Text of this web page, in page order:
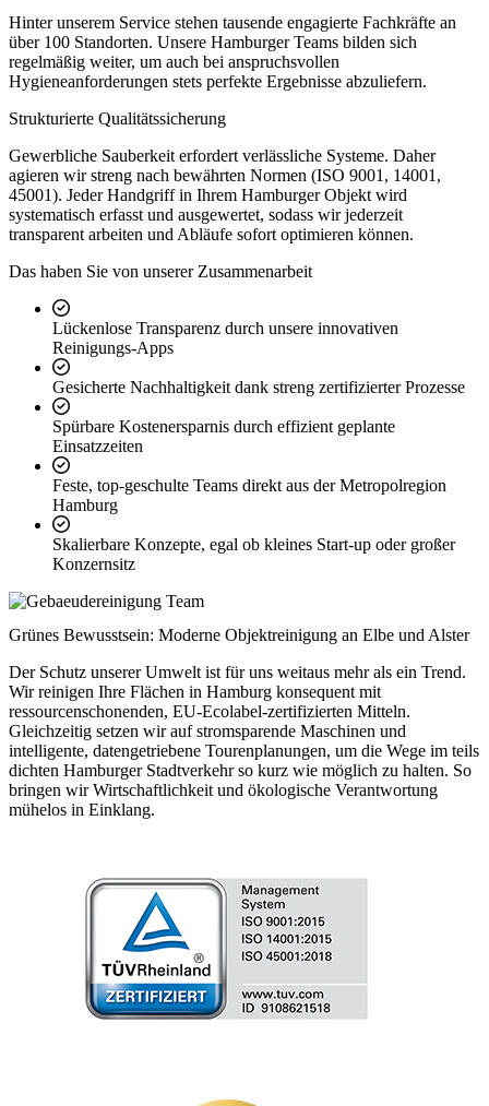
Hinter unserem Service stehen tausende engagierte Fachkräfte an
über 100 Standorten. Unsere Hamburger Teams bilden sich
regelmäßig weiter, um auch bei anspruchsvollen
Hygieneanforderungen stets perfekte Ergebnisse abzuliefern.
Strukturierte Qualitätssicherung
Gewerbliche Sauberkeit erfordert verlässliche Systeme. Daher
agieren wir streng nach bewährten Normen (ISO 9001, 14001,
45001). Jeder Handgriff in Ihrem Hamburger Objekt wird
systematisch erfasst und ausgewertet, sodass wir jederzeit
transparent arbeiten und Abläufe sofort optimieren können.
Das haben Sie von unserer Zusammenarbeit
Lückenlose Transparenz durch unsere innovativen
Reinigungs-Apps
Gesicherte Nachhaltigkeit dank streng zertifizierter Prozesse
Spürbare Kostenersparnis durch effizient geplante
Einsatzzeiten
Feste, top-geschulte Teams direkt aus der Metropolregion
Hamburg
Skalierbare Konzepte, egal ob kleines Start-up oder großer
Konzernsitz
Grünes Bewusstsein: Moderne Objektreinigung an Elbe und Alster
Der Schutz unserer Umwelt ist für uns weitaus mehr als ein Trend.
Wir reinigen Ihre Flächen in Hamburg konsequent mit
ressourcenschonenden, EU-Ecolabel-zertifizierten Mitteln.
Gleichzeitig setzen wir auf stromsparende Maschinen und
intelligente, datengetriebene Tourenplanungen, um die Wege im teils
dichten Hamburger Stadtverkehr so kurz wie möglich zu halten. So
bringen wir Wirtschaftlichkeit und ökologische Verantwortung
mühelos in Einklang.